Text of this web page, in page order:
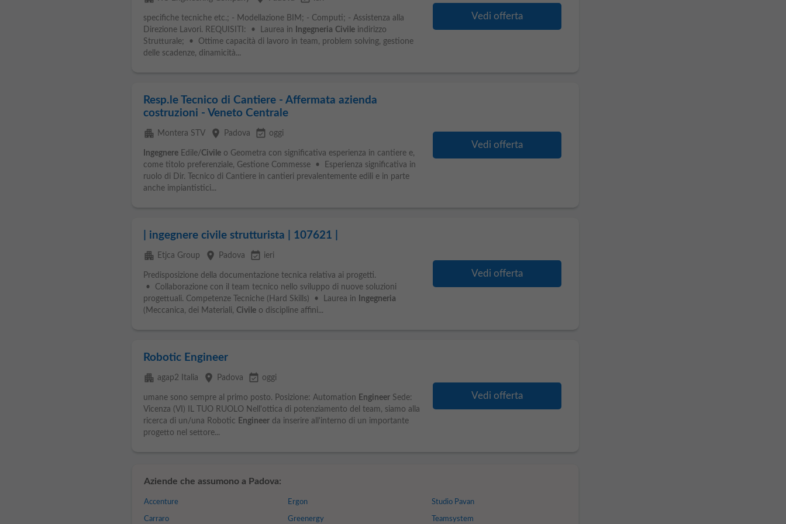
specifiche tecniche etc.; - Modellazione BIM; - Computi; - Assistenza alla
Direzione Lavori. REQUISITI: • Laurea in
Ingegneria Civileindirizzo
Strutturale; • Ottime capacità di lavoro in team, problem solving, gestione
delle scadenze, dinamicità...
Vedi offerta
Resp.le Tecnico di Cantiere - Affermata azienda
costruzioni - Veneto Centrale
apartment Montera STV place Padova event_available oggi
IngegnereEdile/Civileo Geometra con significativa esperienza in cantiere e,
come titolo preferenziale, Gestione Commesse • Esperienza significativa in
ruolo di Dir. Tecnico di Cantiere in cantieri prevalentemente edili e in parte
anche impiantistici...
Vedi offerta
| ingegnere civile strutturista | 107621 |
apartment Etjca Group place Padova event_available ieri
Predisposizione della documentazione tecnica relativa ai progetti.
• Collaborazione con il team tecnico nello sviluppo di nuove soluzioni
progettuali. Competenze Tecniche (Hard Skills) • Laurea in
Ingegneria
(Meccanica, dei Materiali, Civileo discipline affini...
Vedi offerta
Robotic Engineer
apartment agap2 Italia place Padova event_available oggi
umane sono sempre al primo posto. Posizione: Automation EngineerSede:
Vicenza (VI) IL TUO RUOLO Nell'ottica di potenziamento del team, siamo alla
ricerca di un/una Robotic Engineerda inserire all'interno di un importante
progetto nel settore...
Vedi offerta
Aziende che assumono a Padova:
Accenture
Carraro
Ergon
Greenergy
Studio Pavan
Teamsystem